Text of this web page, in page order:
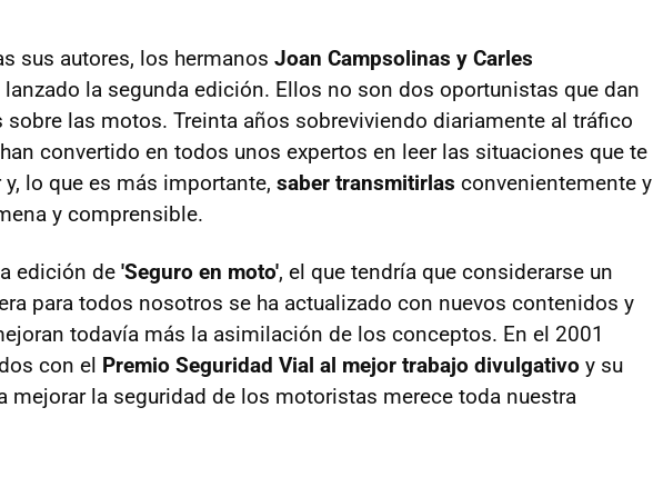
sus autores, los hermanos Joan Campsolinas y Carles
lanzado la segunda edición. Ellos no son dos oportunistas que dan
las motos. Treinta años sobreviviendo diariamente al tráfico
convertido en todos unos expertos en leer las situaciones que te
lo que es más importante, saber transmitirlas convenientemente y
y comprensible.
edición de 'Seguro en moto', el que tendría que considerarse un
para todos nosotros se ha actualizado con nuevos contenidos y
todavía más la asimilación de los conceptos. En el 2001
con el Premio Seguridad Vial al mejor trabajo divulgativo y su
mejorar la seguridad de los motoristas merece toda nuestra